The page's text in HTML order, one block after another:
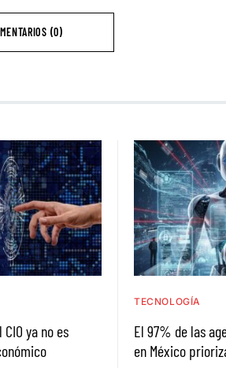
(0)
ya no es
TECNOLOGÍA
El 97% de las
en México